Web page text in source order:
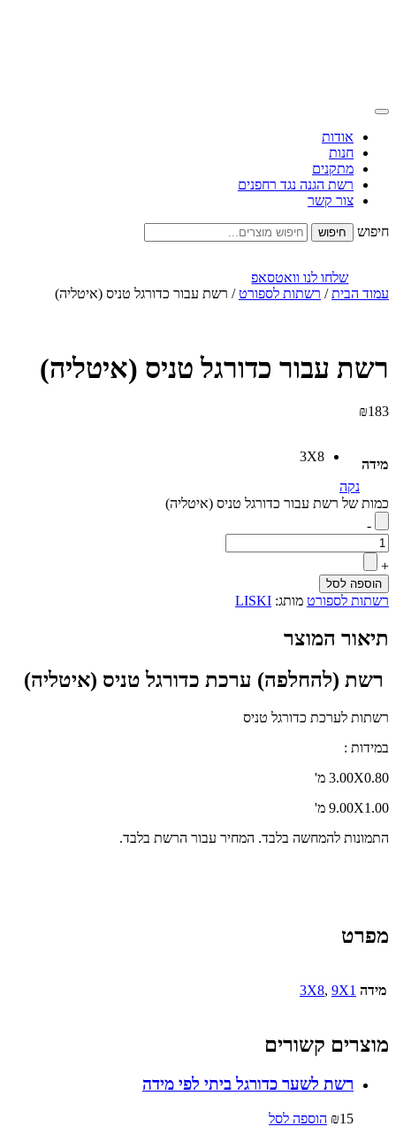
אודות
חנות
מתקנים
רשת הגנה נגד רחפנים
צור קשר
חיפוש
שלחו לנו וואטסאפ
עמוד הבית/ רשתות לספורט/ רשת עבור כדורגל טניס (איטליה)
רשת עבור כדורגל טניס (איטליה)
₪183
מידה
3X8
נקה
כמות של רשת עבור כדורגל טניס (איטליה)
-
+
הוספה לסל
רשתות לספורט מותג: LISKI
תיאור המוצר
רשת (להחלפה) ערכת כדורגל טניס (איטליה)
רשתות לערכת כדורגל טניס
במידות :
3.00X0.80 מ'
9.00X1.00 מ'
התמונות להמחשה בלבד. המחיר עבור הרשת בלבד.
מפרט
מידה 3X8, 9X1
מוצרים קשורים
רשת לשער כדורגל ביתי לפי מידה
₪15 הוספה לסל